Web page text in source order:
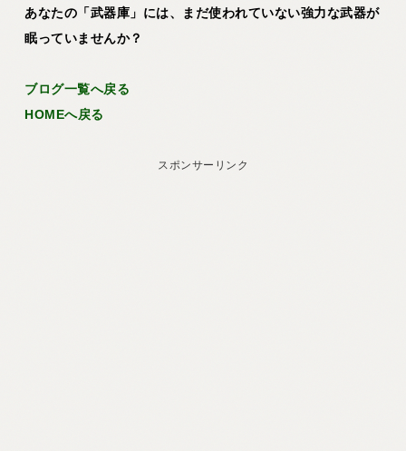
あなたの「武器庫」には、まだ使われていない強力な武器が
眠っていませんか？
ブログ一覧へ戻る
HOMEへ戻る
スポンサーリンク